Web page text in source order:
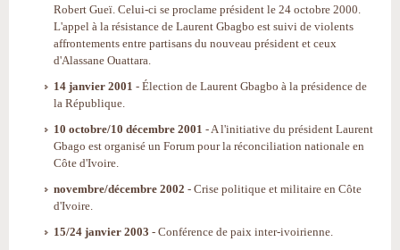
Robert Gueï. Celui-ci se proclame président le 24 octobre 2000.
L'appel à la résistance de Laurent Gbagbo est suivi de violents
affrontements entre partisans du nouveau président et ceux
d'Alassane Ouattara.
14 janvier 2001 - Élection de Laurent Gbagbo à la présidence de
la République.
10 octobre/10 décembre 2001 - A l'initiative du président Laurent
Gbago est organisé un Forum pour la réconciliation nationale en
Côte d'Ivoire.
novembre/décembre 2002 - Crise politique et militaire en Côte
d'Ivoire.
15/24 janvier 2003 - Conférence de paix inter-ivoirienne.